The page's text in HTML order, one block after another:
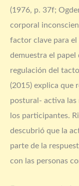
(1976, p. 37f;
corporal
factor clave para
demuestra el papel
regulación del
(2015) explica que
postural- activa las
los participantes.
descubrió que la
parte de la
con las personas